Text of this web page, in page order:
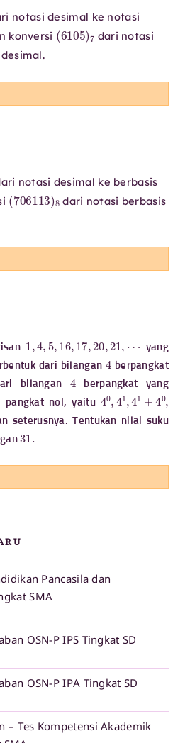
notasi desimal ke notasi
konversi
(6105
dari notasi
notasi desimal ke berbasis
(706113
dari notasi berbasis
1 4 5 16 17 20 21
yang
dari bilangan 4 berpangkat
bilangan
4berpangkat yang
pangkat nol, yaitu 40 4 ,4 1 +40
seterusnya. Tentukan nilai suku
31.
Pancasila dan
SMA
OSN-P IPS Tingkat SD
OSN-P IPA Tingkat SD
– Tes Kompetensi Akademik